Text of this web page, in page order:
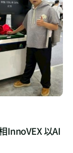
InnoVEX 以AI